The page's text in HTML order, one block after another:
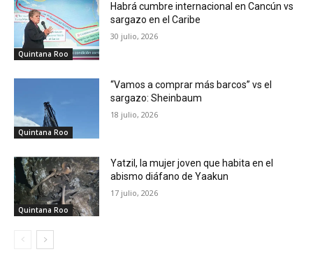
Quintana Roo
Habrá cumbre internacional en Cancún vs
sargazo en el Caribe
30 julio, 2026
Quintana Roo
“Vamos a comprar más barcos” vs el
sargazo: Sheinbaum
18 julio, 2026
Quintana Roo
Yatzil, la mujer joven que habita en el
abismo diáfano de Yaakun
17 julio, 2026